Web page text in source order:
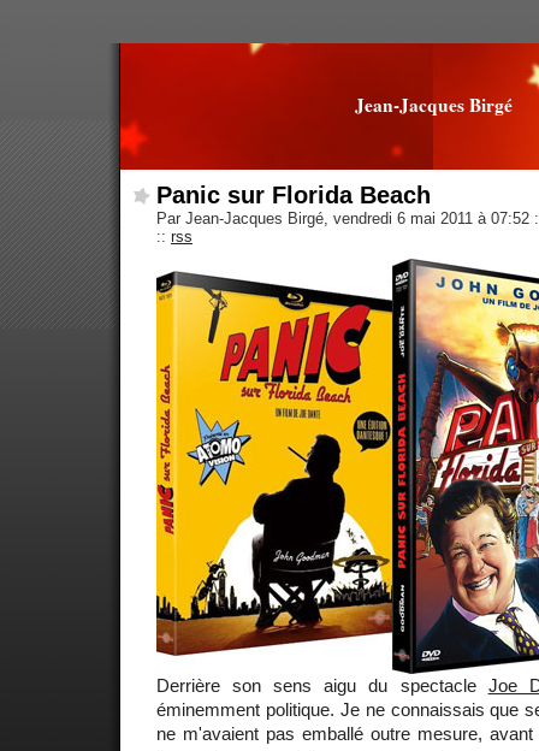
Jean-Jacques Birgé
Panic sur Florida Beach
Par Jean-Jacques Birgé, vendredi 6 mai 2011 à 07:52
:: rss
Derrière son sens aigu du spectacle Joe
éminemment politique. Je ne connaissais que
ne m'avaient pas emballé outre mesure,